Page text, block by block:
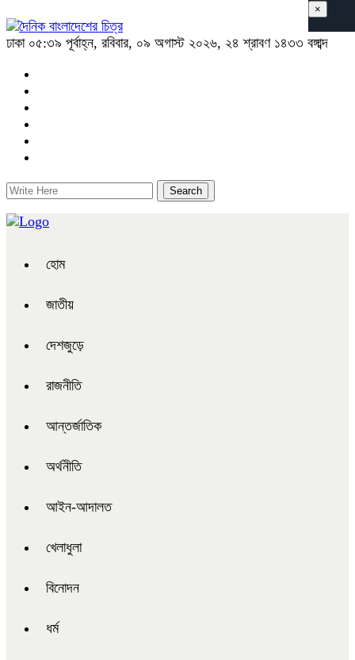
ঢাকা ০৫:৩৯ পূর্বাহ্ন, রবিবার, ০৯ অগাস্ট ২০২৬, ২৪ শ্রাবণ ১৪৩৩ বঙ্গাব্দ
হোম
জাতীয়
দেশজুড়ে
রাজনীতি
আন্তর্জাতিক
অর্থনীতি
আইন-আদালত
খেলাধুলা
বিনোদন
ধর্ম
×